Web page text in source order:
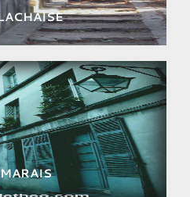
secrets de la plus